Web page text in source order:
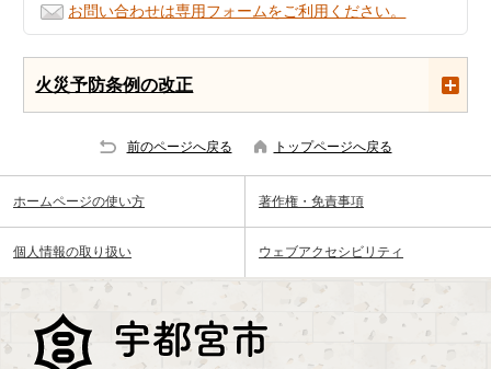
お問い合わせは専用フォームをご利用ください。
火災予防条例の改正
前のページへ戻る トップページへ戻る
ホームページの使い方 著作権・免責事項
個人情報の取り扱い ウェブアクセシビリティ